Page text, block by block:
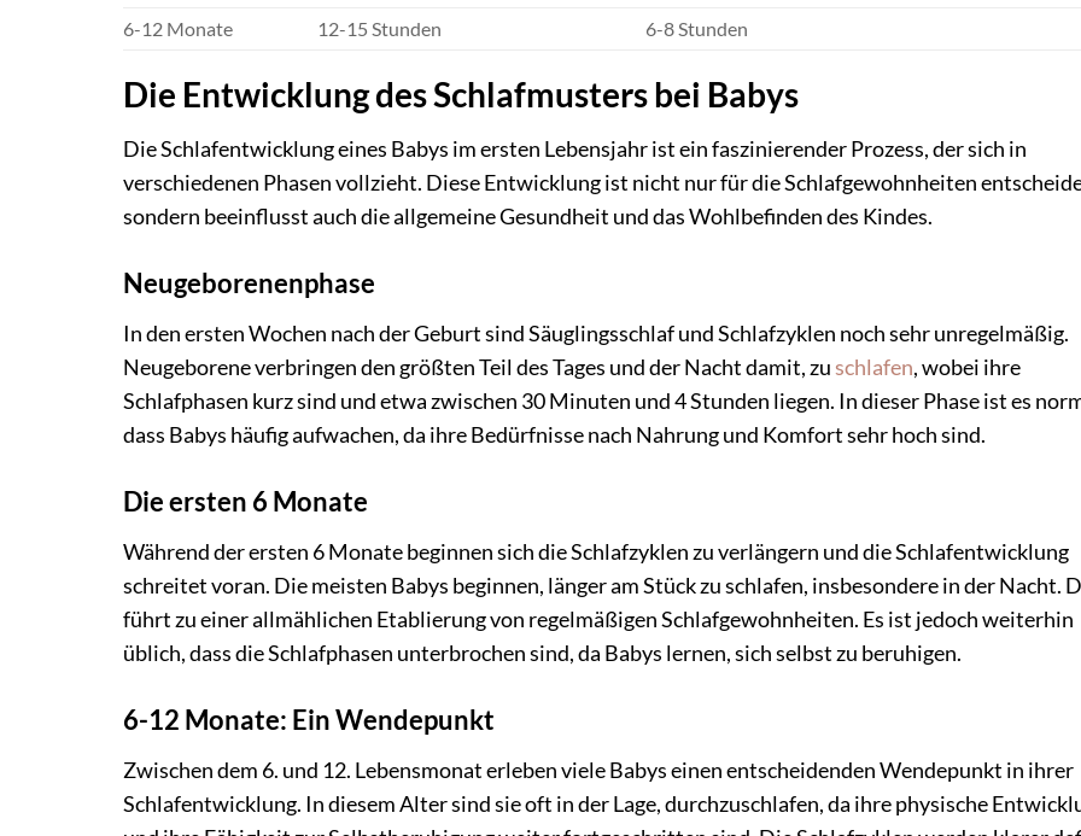
6-12 Monate
12-15 Stunden 6-8 Stunden
Die Entwicklung des Schlafmusters bei Babys
Die Schlafentwicklung eines Babys im ersten Lebensjahr ist ein faszinierender Prozess, der sich in
verschiedenen Phasen vollzieht. Diese Entwicklung ist nicht nur für die Schlafgewohnheiten
sondern beeinflusst auch die allgemeine Gesundheit und das Wohlbefinden des Kindes.
Neugeborenenphase
In den ersten Wochen nach der Geburt sind Säuglingsschlaf und Schlafzyklen noch sehr unregelmäßig.
Neugeborene verbringen den größten Teil des Tages und der Nacht damit, zuschlafen, wobei ihre
Schlafphasen kurz sind und etwa zwischen 30 Minuten und 4 Stunden liegen. In dieser Phase ist es
dass Babys häufig aufwachen, da ihre Bedürfnisse nach Nahrung und Komfort sehr hoch sind.
Die ersten 6 Monate
Während der ersten 6 Monate beginnen sich die Schlafzyklen zu verlängern und die Schlafentwicklung
schreitet voran. Die meisten Babys beginnen, länger am Stück zu schlafen, insbesondere in der Nacht.
führt zu einer allmählichen Etablierung von regelmäßigen Schlafgewohnheiten. Es ist jedoch weiterhin
üblich, dass die Schlafphasen unterbrochen sind, da Babys lernen, sich selbst zu beruhigen.
6-12 Monate: Ein Wendepunkt
Zwischen dem 6. und 12. Lebensmonat erleben viele Babys einen entscheidenden Wendepunkt in ihrer
Schlafentwicklung. In diesem Alter sind sie oft in der Lage, durchzuschlafen, da ihre physische